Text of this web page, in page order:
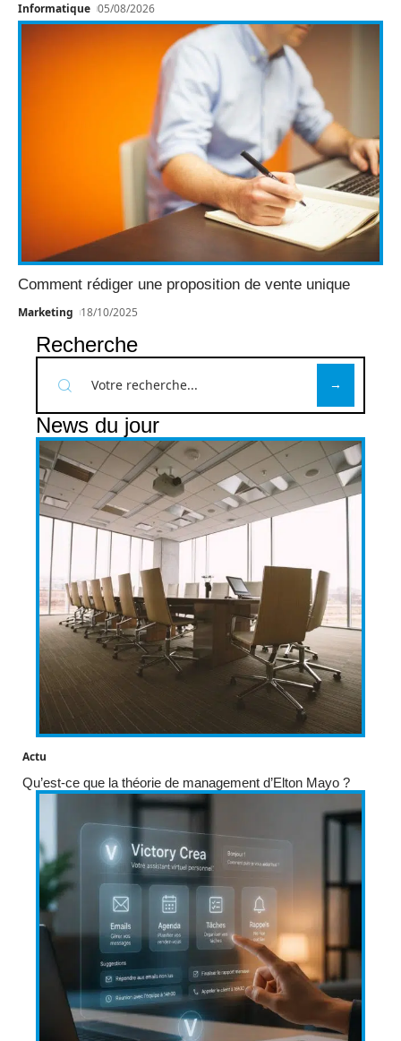
Informatique 05/08/2026
Comment rédiger une proposition de vente unique
Marketing 18/10/2025
Recherche
News du jour
Actu
Qu’est-ce que la théorie de management d’Elton Mayo ?